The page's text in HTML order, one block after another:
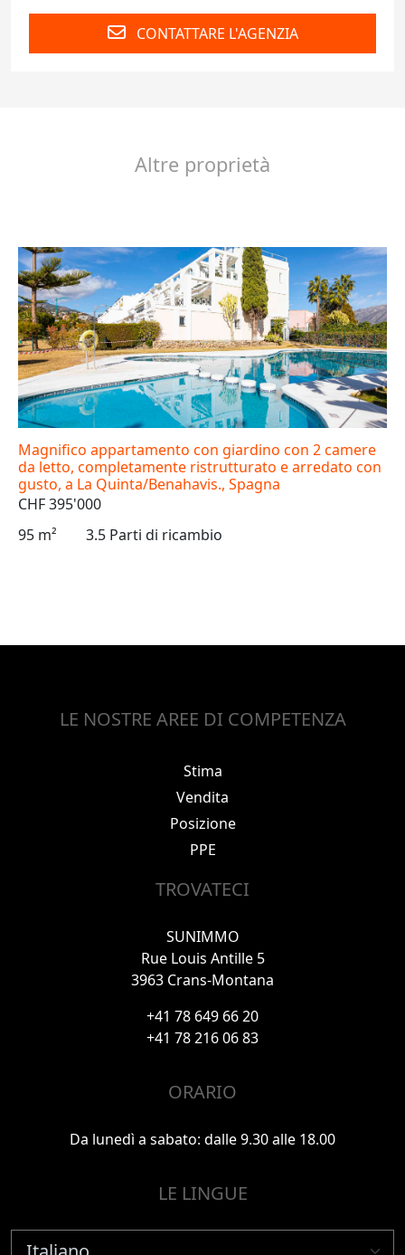
CONTATTARE L'AGENZIA
Altre proprietà
Magnifico appartamento con giardino con 2 camere
da letto, completamente ristrutturato e arredato con
gusto, a La Quinta/Benahavis., Spagna
CHF 395'000
95 m²
3.5 Parti di ricambio
LE NOSTRE AREE DI COMPETENZA
Stima
Vendita
Posizione
PPE
TROVATECI
SUNIMMO
Rue Louis Antille 5
3963 Crans-Montana
+41 78 649 66 20
+41 78 216 06 83
ORARIO
Da lunedì a sabato: dalle 9.30 alle 18.00
LE LINGUE